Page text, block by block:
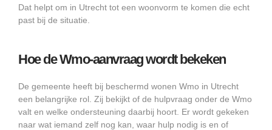
Dat helpt om in Utrecht tot een woonvorm te komen die echt
past bij de situatie.
Hoe de Wmo-aanvraag wordt bekeken
De gemeente heeft bij beschermd wonen Wmo in Utrecht
een belangrijke rol. Zij bekijkt of de hulpvraag onder de Wmo
valt en welke ondersteuning daarbij hoort. Er wordt gekeken
naar wat iemand zelf nog kan, waar hulp nodig is en of